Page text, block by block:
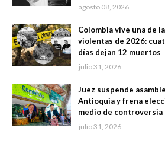
agosto 08, 2026
Colombia vive una de
violentas de 2026:
días dejan 12 muertos
julio 31, 2026
Juez suspende
Antioquia y frena
medio de
julio 31, 2026